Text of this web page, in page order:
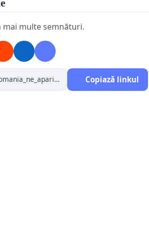
României, inclusiv cele cu parteneri
publice obligatorii și
unor acorduri sau decizii care
mai multe semnături.
Copiază linkul